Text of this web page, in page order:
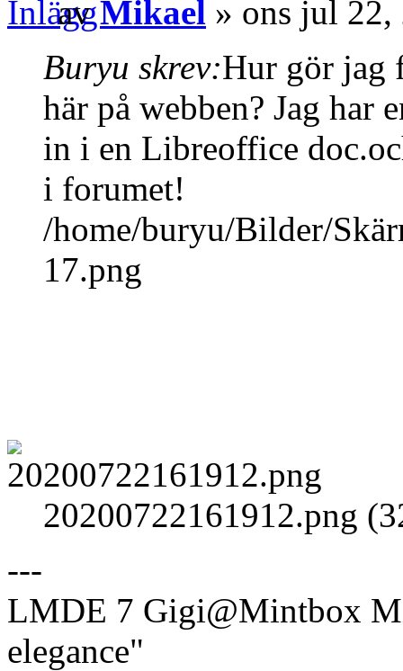
avMikael » ons jul 22,
Buryu skrev:Hur gör jag
här på webben? Jag har
in i en Libreoffice
i forumet!
/home/buryu/Bilder/
17.png
20200722161912.png
---
LMDE 7 Gigi@Mintbox
elegance"